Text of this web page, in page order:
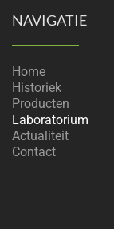
NAVIGATIE
Home
Historiek
Producten
Laboratorium
Actualiteit
Contact